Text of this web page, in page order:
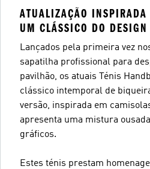
ATUALIZAÇÃO INSPIRADA
UM CLÁSSICO DO DESIGN
Lançados pela primeira vez
sapatilha profissional para
pavilhão, os atuais Ténis
clássico intemporal de
versão, inspirada em
apresenta uma mistura
gráficos.
Estes ténis prestam